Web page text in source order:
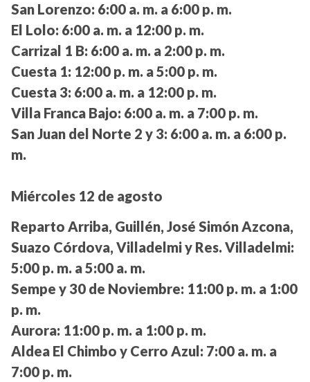
San Lorenzo: 6:00 a. m. a 6:00 p. m.
El Lolo: 6:00 a. m. a 12:00 p. m.
Carrizal 1 B: 6:00 a. m. a 2:00 p. m.
Cuesta 1: 12:00 p. m. a 5:00 p. m.
Cuesta 3: 6:00 a. m. a 12:00 p. m.
Villa Franca Bajo: 6:00 a. m. a 7:00 p. m.
San Juan del Norte 2 y 3: 6:00 a. m. a 6:00 p.
m.
Miércoles 12 de agosto
Reparto Arriba, Guillén, José Simón Azcona,
Suazo Córdova, Villadelmi y Res. Villadelmi:
5:00 p. m. a 5:00 a. m.
Sempe y 30 de Noviembre: 11:00 p. m. a 1:00
p. m.
Aurora: 11:00 p. m. a 1:00 p. m.
Aldea El Chimbo y Cerro Azul: 7:00 a. m. a
7:00 p. m.